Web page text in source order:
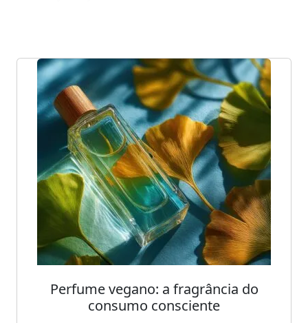
Perfume vegano: a fragrância do
consumo consciente